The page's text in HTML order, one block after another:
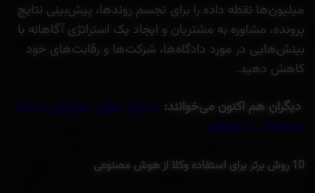
میلیون‌ها نقطه داده را برای تجسم روندها، پیش‌بینی نتایج
پرونده، مشاوره به مشتریان و ایجاد یک استراتژی آگاهانه با
بینش‌هایی در مورد دادگاه‌ها، شرکت‌ها و رقابت‌های خود
کاهش دهید.
دیگران هم اکنون می‌خوانند: دستیار هوش مصنوعی اساتید
و معلمان در آموزش
10 روش برتر برای استفاده وکلا از هوش مصنوعی